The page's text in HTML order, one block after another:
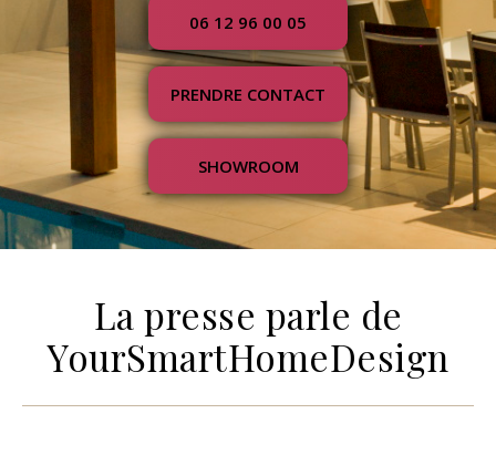
06 12 96 00 05
PRENDRE CONTACT
SHOWROOM
La presse parle de
YourSmartHomeDesign